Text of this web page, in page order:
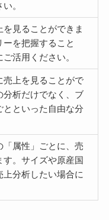
。
見ることができま
を把握すること
活用ください。
売上を見ることがで
分析だけでなく、ブ
とといった自由な分
属性」ごとに、売
す。サイズや原産国
分析したい場合に